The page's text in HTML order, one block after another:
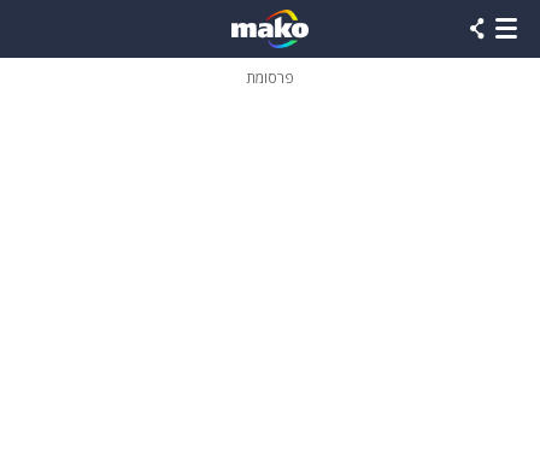
פרסומת